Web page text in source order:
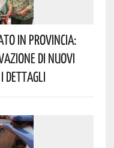
In Provincia:
Di Nuovi
Dettagli